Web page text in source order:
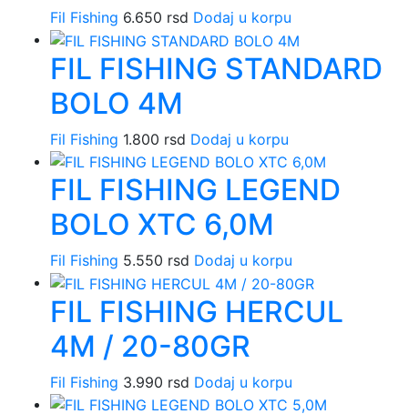
Fil Fishing 6.650 rsd Dodaj u korpu
FIL FISHING STANDARD
BOLO 4M
Fil Fishing 1.800 rsd Dodaj u korpu
FIL FISHING LEGEND
BOLO XTC 6,0M
Fil Fishing 5.550 rsd Dodaj u korpu
FIL FISHING HERCUL
4M / 20-80GR
Fil Fishing 3.990 rsd Dodaj u korpu